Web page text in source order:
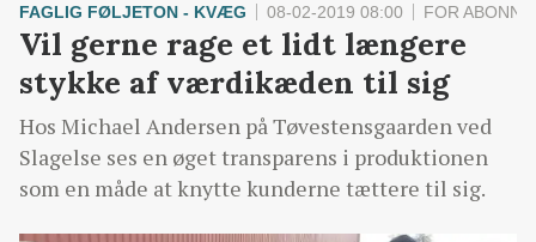
FAGLIG FØLJETON - KVÆG 08-02-2019 08:00 FOR
Vil gerne rage et lidt længere
stykke af værdikæden til sig
Hos Michael Andersen på Tøvestensgaarden ved
Slagelse ses en øget transparens i produktionen
som en måde at knytte kunderne tættere til sig.